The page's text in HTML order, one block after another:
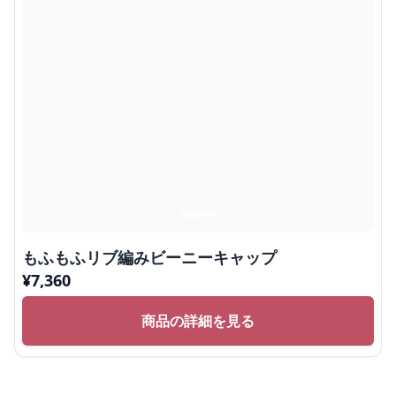
もふもふリブ編みビーニーキャップ
¥7,360
商品の詳細を見る